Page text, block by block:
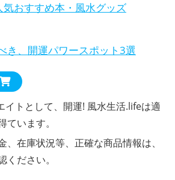
おすすめ本・風水グッズ
き、開運パワースポット3選
トとして、開運! 風水生活.lifeは適
います。
、在庫状況等、正確な商品情報は、
ださい。